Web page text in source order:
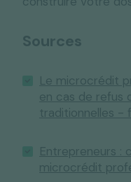
Sources
Le microcrédit
en cas de refus
traditionnelles -
Entrepreneurs :
microcrédit